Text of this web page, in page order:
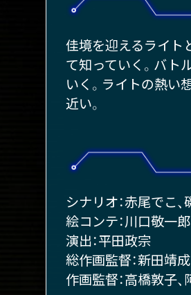
佳境を迎えるライト
て知っていく。バト
いく。ライトの熱い
近い。
シナリオ：赤尾でこ
絵コンテ：川口敬一
演出：平田政宗
総作画監督：新田靖成
作画監督：高橋敦子